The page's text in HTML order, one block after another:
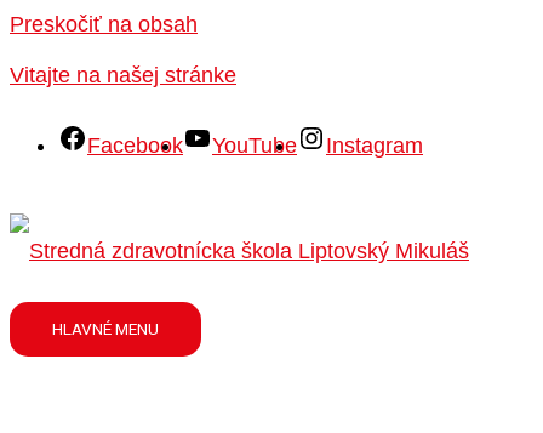
Preskočiť na obsah
Vitajte na našej stránke
Facebook YouTube Instagram
HLAVNÉ MENU